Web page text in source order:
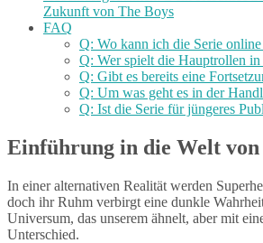
Zukunft von The Boys
FAQ
Q: Wo kann ich die Serie online
Q: Wer spielt die Hauptrollen in
Q: Gibt es bereits eine
Q: Um was geht es in der
Q: Ist die Serie für jüngeres
Einführung in die Welt von
In einer alternativen Realität werden
doch ihr Ruhm verbirgt eine dunkle
Universum, das unserem ähnelt, aber mit
Unterschied.